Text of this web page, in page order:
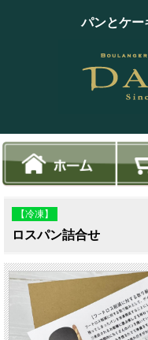
パンとケー
【冷凍】
ロスパン詰合せ